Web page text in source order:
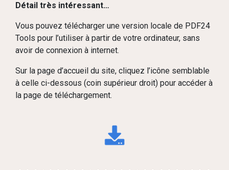
Détail très intéressant…
Vous pouvez télécharger une version locale de PDF24
Tools pour l’utiliser à partir de votre ordinateur, sans
avoir de connexion à internet.
Sur la page d’accueil du site, cliquez l’icône semblable
à celle ci-dessous (coin supérieur droit) pour accéder à
la page de téléchargement.